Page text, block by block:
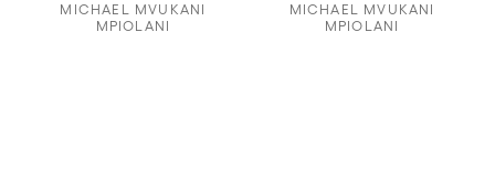
MICHAEL MVUKANI
MPIOLANI
MICHAEL MVUKANI
MPIOLANI